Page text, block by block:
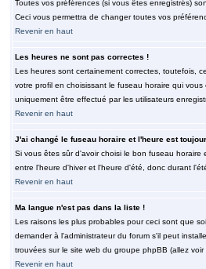
Toutes vos préférences (si vous êtes enregistrés)
Ceci vous permettra de changer toutes vos
Revenir en haut
Les heures ne sont pas correctes !
Les heures sont certainement correctes, toutefois,
votre profil en choisissant le fuseau horaire qui
uniquement être effectué par les utilisateurs
Revenir en haut
J'ai changé le fuseau horaire et l'heure est
Si vous êtes sûr d'avoir choisi le bon fuseau
entre l'heure d'hiver et l'heure d'été, donc durant
Revenir en haut
Ma langue n'est pas dans la liste !
Les raisons les plus probables pour ceci sont que
demander à l'administrateur du forum s'il peut
trouvées sur le site web du groupe phpBB (allez
Revenir en haut